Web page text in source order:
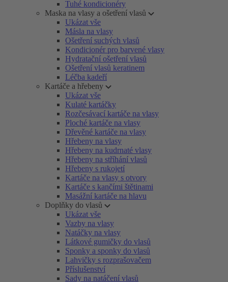
Tuhé kondicionéry
Maska na vlasy a ošetření vlasů
Ukázat vše
Másla na vlasy
Ošetření suchých vlasů
Kondicionér pro barvené vlasy
Hydratační ošetření vlasů
Ošetření vlasů keratinem
Léčba kadeří
Kartáče a hřebeny
Ukázat vše
Kulaté kartáčky
Rozčesávací kartáče na vlasy
Ploché kartáče na vlasy
Dřevěné kartáče na vlasy
Hřebeny na vlasy
Hřebeny na kudrnaté vlasy
Hřebeny na stříhání vlasů
Hřebeny s rukojetí
Kartáče na vlasy s otvory
Kartáče s kančími štětinami
Masážní kartáče na hlavu
Doplňky do vlasů
Ukázat vše
Vazby na vlasy
Natáčky na vlasy
Látkové gumičky do vlasů
Sponky a sponky do vlasů
Lahvičky s rozprašovačem
Příslušenství
Sady na natáčení vlasů